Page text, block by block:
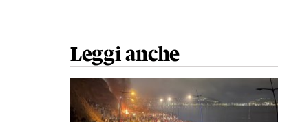
Leggi anche